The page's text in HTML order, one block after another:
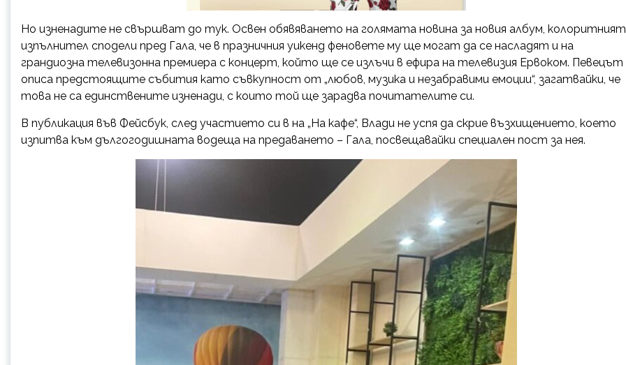
Но изненадите не свършват до тук. Освен обявяването на голямата новина за новия албум, колоритният
изпълнител сподели пред Гала, че в празничния уикенд феновете му ще могат да се насладят и на
грандиозна телевизонна премиера с концерт, който ще се излъчи в ефира на телевизия Ервоком. Певецът
описа предстоящите събития като съвкупност от „любов, музика и незабравими емоции“, загатвайки, че
това не са единствените изненади, с които той ще зарадва почитателите си.
В публикация във Фейсбук, след участието си в на „На кафе“, Влади не успя да скрие възхищението, което
изпитва към дългогодишната водеща на предаването – Гала, посвещавайки специален пост за нея.